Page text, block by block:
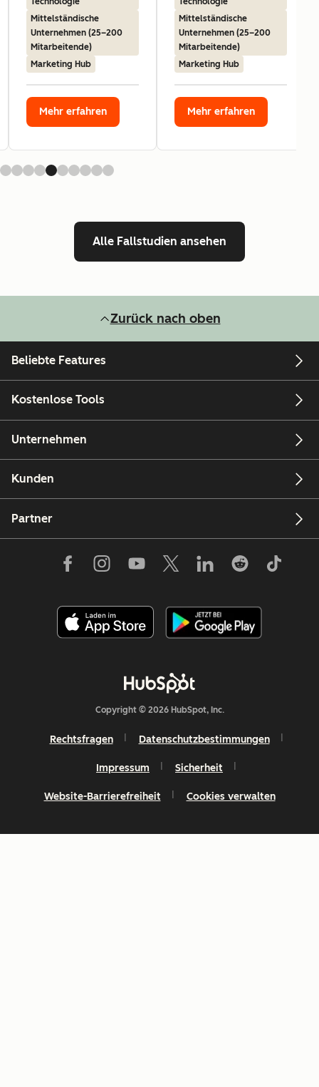
Mittelständische
Unternehmen (25–200
Mitarbeitende)
Marketing Hub
Mehr erfahren
Mittelständische
Unternehmen (25–200
Mitarbeitende)
Marketing Hub
Mehr erfahren
Alle Fallstudien ansehen
Zurück nach oben
Beliebte Features
Kostenlose Tools
Unternehmen
Kunden
Partner
Copyright © 2026 HubSpot, Inc.
Rechtsfragen Datenschutzbestimmungen
Impressum Sicherheit
Website-Barrierefreiheit Cookies verwalten